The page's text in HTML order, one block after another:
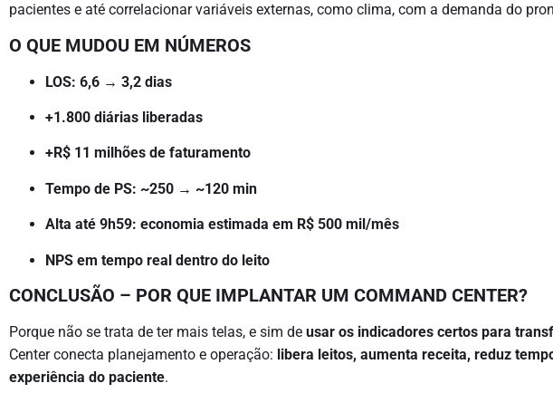
pacientes e até correlacionar variáveis externas, como clima, com a demanda do
O QUE MUDOU EM NÚMEROS
LOS: 6,6 → 3,2 dias
+1.800 diárias liberadas
+R$ 11 milhões de faturamento
Tempo de PS: ~250 → ~120 min
Alta até 9h59: economia estimada em R$ 500 mil/mês
NPS em tempo real dentro do leito
CONCLUSÃO – POR QUE IMPLANTAR UM COMMAND CENTER?
Porque não se trata de ter mais telas, e sim de usar os indicadores certos para
Center conecta planejamento e operação: libera leitos, aumenta receita, reduz
experiência do paciente.